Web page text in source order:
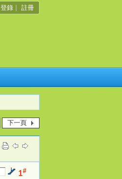
登錄 註冊
下一頁
1#